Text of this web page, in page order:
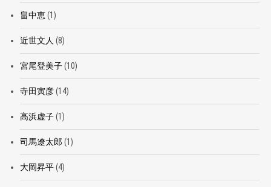
畠中恵(1)
近世文人 (8)
宮尾登美子(10)
寺田寅彦(14)
高浜虚子(1)
司馬遼太郎 (1)
大岡昇平(4)